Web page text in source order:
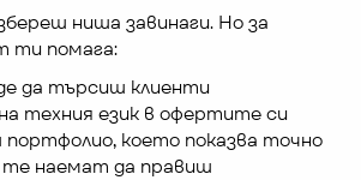
ниша завинаги. Но за
ти помага:
да търсиш клиенти
техния език в офертите си
което показва точно
наемат да правиш